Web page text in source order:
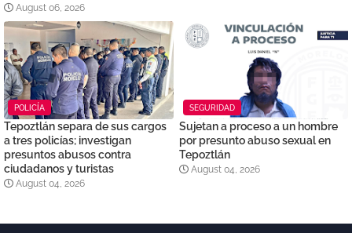
August 06, 2026
POLICÍA
Tepoztlán separa de sus cargos
a tres policías; investigan
presuntos abusos contra
ciudadanos y turistas
August 04, 2026
SEGURIDAD
Sujetan a proceso a un hombre
por presunto abuso sexual en
Tepoztlán
August 04, 2026